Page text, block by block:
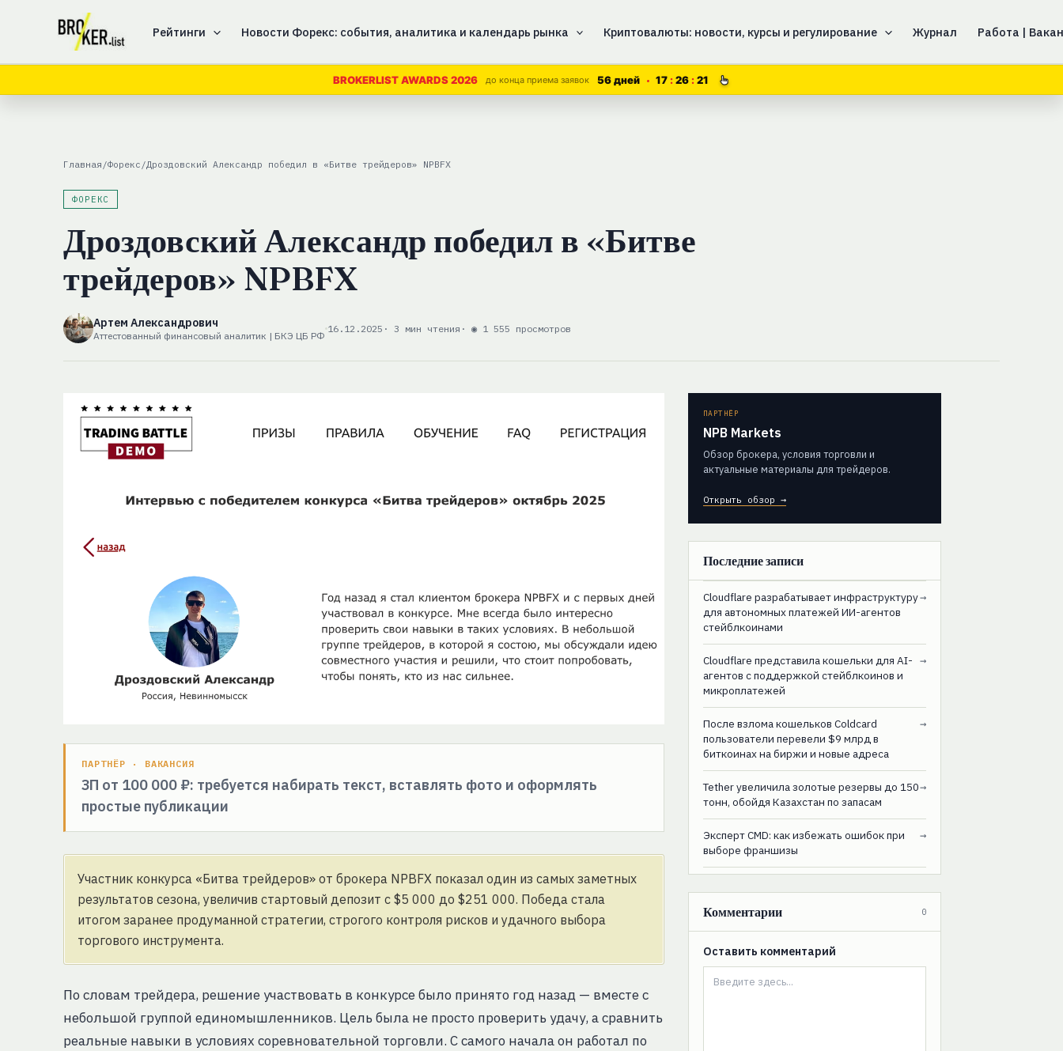
содержимому
Рейтинги Новости Форекс: события, аналитика и календарь рынка Криптовалюты: новости, курсы и регулирование Журнал Работа |
BROKERLIST AWARDS 2026 до конца приема заявок 56 дней 17 26 21
Главная /Форекс /Дроздовский Александр победил в «Битве трейдеров» NPBFX
ФОРЕКС
Дроздовский Александр победил в «Битве
трейдеров» NPBFX
Артем Александрович
Аттестованный финансовый аналитик | БКЭ ЦБ РФ
16.12.2025 · 3 мин чтения · ◉ 1 555 просмотров
ПАРТНЁР · ВАКАНСИЯ
ЗП от 100 000 ₽: требуется набирать текст, вставлять фото и оформлять
простые публикации
Участник конкурса «Битва трейдеров» от брокера NPBFX показал один из самых заметных
результатов сезона, увеличив стартовый депозит с $5 000 до $251 000. Победа стала
итогом заранее продуманной стратегии, строгого контроля рисков и удачного выбора
торгового инструмента.
По словам трейдера, решение участвовать в конкурсе было принято год назад — вместе с
небольшой группой единомышленников. Цель была не просто проверить удачу, а сравнить
реальные навыки в условиях соревновательной торговли. С самого начала он работал по
ПАРТНЁР
NPB Markets
Обзор брокера, условия торговли и
актуальные материалы для трейдеров.
Открыть обзор →
Последние записи
Cloudflare разрабатывает инфраструктуру
для автономных платежей ИИ-агентов
стейблкоинами
→
Cloudflare представила кошельки для AI-
агентов с поддержкой стейблкоинов и
микроплатежей
→
После взлома кошельков Coldcard
пользователи перевели $9 млрд в
биткоинах на биржи и новые адреса
→
Tether увеличила золотые резервы до 150
тонн, обойдя Казахстан по запасам
→
Эксперт CMD: как избежать ошибок при
выборе франшизы
→
Комментарии 0
Оставить комментарий